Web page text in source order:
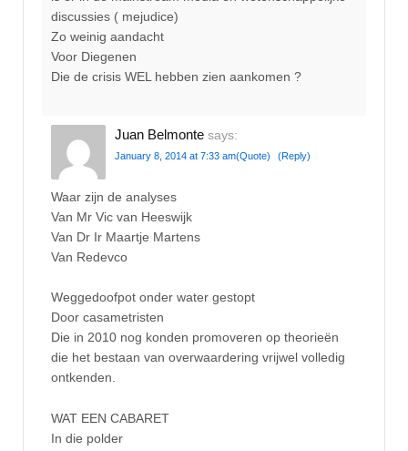
discussies ( mejudice)
Zo weinig aandacht
Voor Diegenen
Die de crisis WEL hebben zien aankomen ?
Juan Belmonte says:
January 8, 2014 at 7:33 am(Quote) (Reply)
Waar zijn de analyses
Van Mr Vic van Heeswijk
Van Dr Ir Maartje Martens
Van Redevco
Weggedoofpot onder water gestopt
Door casametristen
Die in 2010 nog konden promoveren op theorieën
die het bestaan van overwaardering vrijwel volledig
ontkenden.
WAT EEN CABARET
In die polder